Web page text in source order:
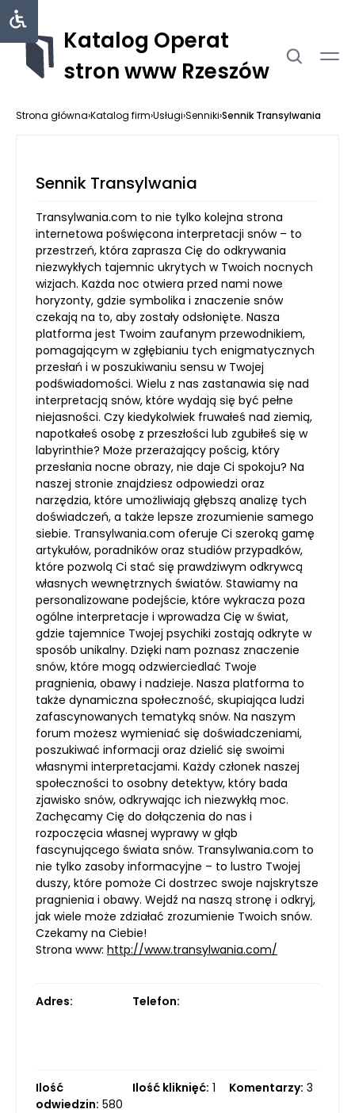
Katalog Operat
stron www Rzeszów
Strona główna›Katalog firm›Usługi›Senniki›Sennik Transylwania
Sennik Transylwania
Transylwania.com to nie tylko kolejna strona
internetowa poświęcona interpretacji snów – to
przestrzeń, która zaprasza Cię do odkrywania
niezwykłych tajemnic ukrytych w Twoich nocnych
wizjach. Każda noc otwiera przed nami nowe
horyzonty, gdzie symbolika i znaczenie snów
czekają na to, aby zostały odsłonięte. Nasza
platforma jest Twoim zaufanym przewodnikiem,
pomagającym w zgłębianiu tych enigmatycznych
przesłań i w poszukiwaniu sensu w Twojej
podświadomości. Wielu z nas zastanawia się nad
interpretacją snów, które wydają się być pełne
niejasności. Czy kiedykolwiek fruwałeś nad ziemią,
napotkałeś osobę z przeszłości lub zgubiłeś się w
labyrinthie? Może przerażający pościg, który
przesłania nocne obrazy, nie daje Ci spokoju? Na
naszej stronie znajdziesz odpowiedzi oraz
narzędzia, które umożliwiają głębszą analizę tych
doświadczeń, a także lepsze zrozumienie samego
siebie. Transylwania.com oferuje Ci szeroką gamę
artykułów, poradników oraz studiów przypadków,
które pozwolą Ci stać się prawdziwym odkrywcą
własnych wewnętrznych światów. Stawiamy na
personalizowane podejście, które wykracza poza
ogólne interpretacje i wprowadza Cię w świat,
gdzie tajemnice Twojej psychiki zostają odkryte w
sposób unikalny. Dzięki nam poznasz znaczenie
snów, które mogą odzwierciedlać Twoje
pragnienia, obawy i nadzieje. Nasza platforma to
także dynamiczna społeczność, skupiająca ludzi
zafascynowanych tematyką snów. Na naszym
forum możesz wymieniać się doświadczeniami,
poszukiwać informacji oraz dzielić się swoimi
własnymi interpretacjami. Każdy członek naszej
społeczności to osobny detektyw, który bada
zjawisko snów, odkrywając ich niezwykłą moc.
Zachęcamy Cię do dołączenia do nas i
rozpoczęcia własnej wyprawy w głąb
fascynującego świata snów. Transylwania.com to
nie tylko zasoby informacyjne – to lustro Twojej
duszy, które pomoże Ci dostrzec swoje najskrytsze
pragnienia i obawy. Wejdź na naszą stronę i odkryj,
jak wiele może zdziałać zrozumienie Twoich snów.
Czekamy na Ciebie!
Strona www: http://www.transylwania.com/
Adres: Telefon:
Ilość
odwiedzin: 580
Ilość kliknięć: 1 Komentarzy: 3